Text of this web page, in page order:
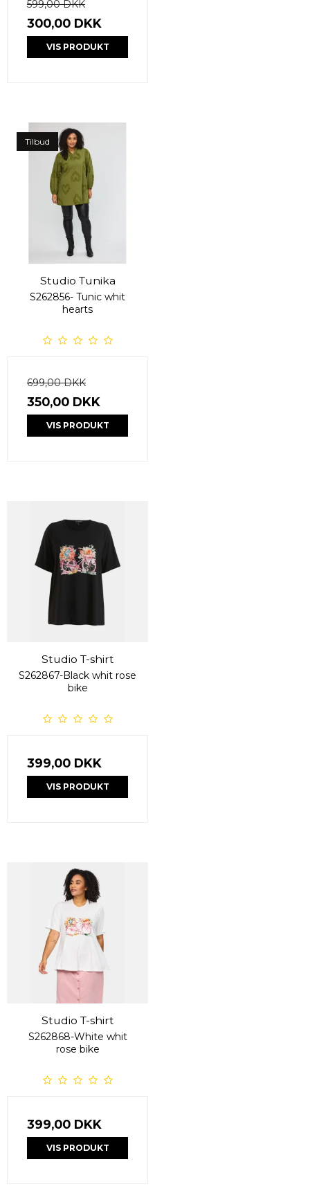
599,00 DKK
300,00 DKK
VIS PRODUKT
Tilbud
Studio Tunika
S262856- Tunic whit
hearts
699,00 DKK
350,00 DKK
VIS PRODUKT
Studio T-shirt
S262867-Black whit rose
bike
399,00 DKK
VIS PRODUKT
Studio T-shirt
S262868-White whit
rose bike
399,00 DKK
VIS PRODUKT